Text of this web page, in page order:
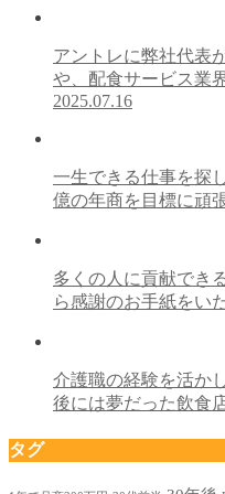
アントレに弊社代表
や、配食サービス業
2025.07.16
⼀⽣できる仕事を探
億の年商を⽬標に頑
多くの⼈に貢献でき
ら感謝のお⼿紙をい
介護職の経験を活か
後には夢だった飲⾷
タグ